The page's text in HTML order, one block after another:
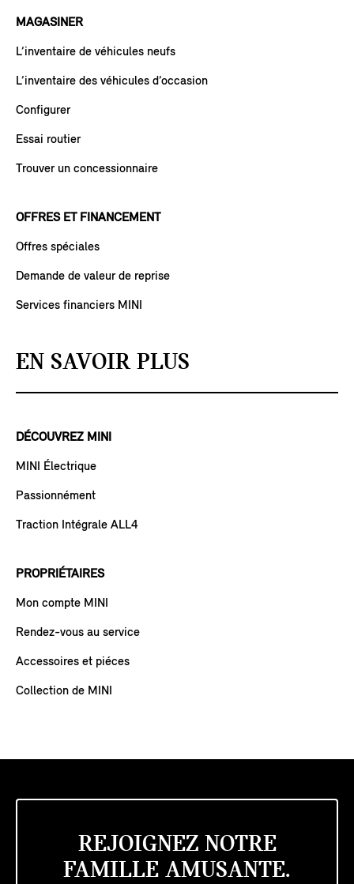
MAGASINER
L’inventaire de véhicules neufs
L’inventaire des véhicules d’occasion
Configurer
Essai routier
Trouver un concessionnaire
OFFRES ET FINANCEMENT
Offres spéciales
Demande de valeur de reprise
Services financiers MINI
EN SAVOIR PLUS
DÉCOUVREZ MINI
MINI Électrique
Passionnément
Traction Intégrale ALL4
PROPRIÉTAIRES
Mon compte MINI
Rendez-vous au service
Accessoires et piéces
Collection de MINI
REJOIGNEZ NOTRE
FAMILLE AMUSANTE.